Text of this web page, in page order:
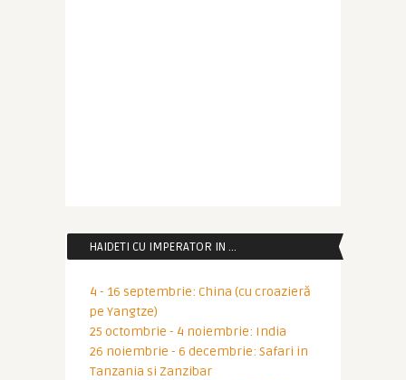
HAIDETI CU IMPERATOR IN …
4 - 16 septembrie: China (cu croazieră
pe Yangtze)
25 octombrie - 4 noiembrie: India
26 noiembrie - 6 decembrie: Safari in
Tanzania si Zanzibar